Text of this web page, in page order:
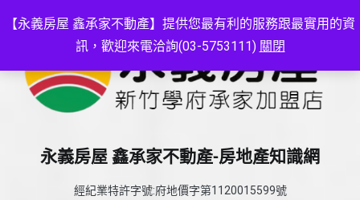
【永義房屋 鑫承家不動產】提供您最有利的服務跟最實用的資
訊，歡迎來電洽詢(03-5753111) 關閉
永義房屋 鑫承家不動產-房地產知識網
經紀業特許字號:府地價字第1120015599號